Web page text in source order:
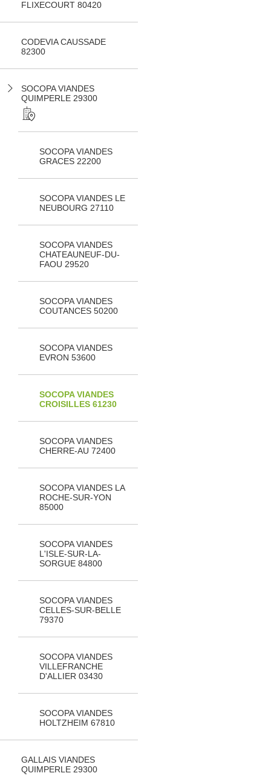
FLIXECOURT 80420
CODEVIA CAUSSADE
82300
SOCOPA VIANDES
QUIMPERLE 29300
SOCOPA VIANDES
GRACES 22200
SOCOPA VIANDES LE
NEUBOURG 27110
SOCOPA VIANDES
CHATEAUNEUF-DU-
FAOU 29520
SOCOPA VIANDES
COUTANCES 50200
SOCOPA VIANDES
EVRON 53600
SOCOPA VIANDES
CROISILLES 61230
SOCOPA VIANDES
CHERRE-AU 72400
SOCOPA VIANDES LA
ROCHE-SUR-YON
85000
SOCOPA VIANDES
L'ISLE-SUR-LA-
SORGUE 84800
SOCOPA VIANDES
CELLES-SUR-BELLE
79370
SOCOPA VIANDES
VILLEFRANCHE
D'ALLIER 03430
SOCOPA VIANDES
HOLTZHEIM 67810
GALLAIS VIANDES
QUIMPERLE 29300